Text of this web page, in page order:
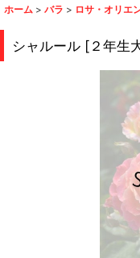
ホーム > バラ > ロサ・オリエ
シャルール [２年生